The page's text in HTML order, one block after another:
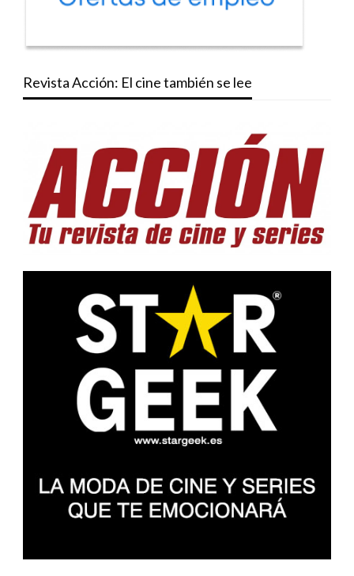
Revista Acción: El cine también se lee